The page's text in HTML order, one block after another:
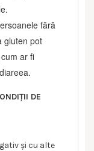
fără
gluten pot
ar fi
DE
și cu alte